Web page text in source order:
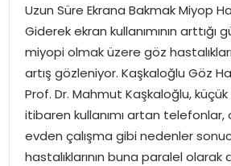
İDEAL SPOR
YAŞAM
MAGAZIN
SAĞLIK
Uzun Süre Ekrana Bakmak Miyop
Giderek ekran kullanımının
miyopi olmak üzere göz
artış gözleniyor. Kaşkaloğlu Göz
Prof. Dr. Mahmut Kaşkaloğlu,
itibaren kullanımı artan telefonlar,
evden çalışma gibi nedenler
hastalıklarının buna paralel olarak